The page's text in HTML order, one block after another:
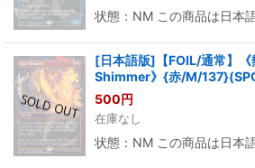
状態：NM この商品は日本語
[日本語版]【FOIL/通常】
Shimmer》{赤/M/
500円
在庫なし
状態：NM この商品は日本語